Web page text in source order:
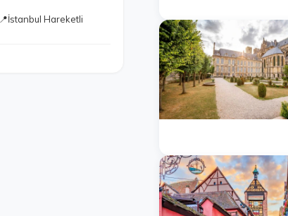
📍İstanbul Hareketli